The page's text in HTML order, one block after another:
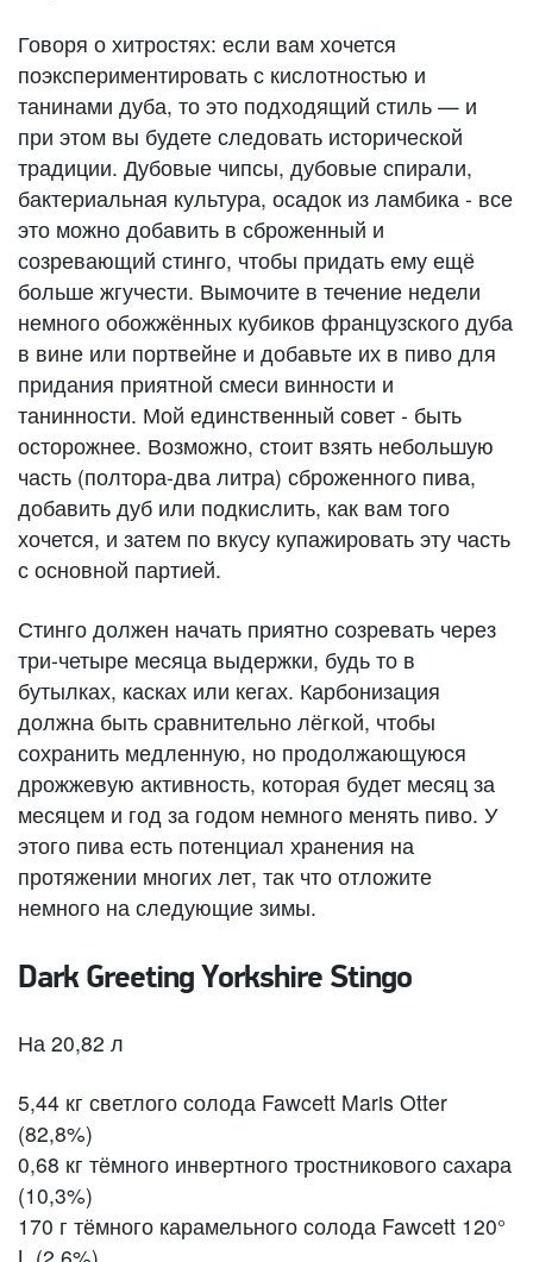
Говоря о хитростях: если вам хочется
поэкспериментировать с кислотностью и
танинами дуба, то это подходящий стиль — и
при этом вы будете следовать исторической
традиции. Дубовые чипсы, дубовые спирали,
бактериальная культура, осадок из ламбика - все
это можно добавить в сброженный и
созревающий стинго, чтобы придать ему ещё
больше жгучести. Вымочите в течение недели
немного обожжённых кубиков французского дуба
в вине или портвейне и добавьте их в пиво для
придания приятной смеси винности и
танинности. Мой единственный совет - быть
осторожнее. Возможно, стоит взять небольшую
часть (полтора-два литра) сброженного пива,
добавить дуб или подкислить, как вам того
хочется, и затем по вкусу купажировать эту часть
с основной партией.
Стинго должен начать приятно созревать через
три-четыре месяца выдержки, будь то в
бутылках, касках или кегах. Карбонизация
должна быть сравнительно лёгкой, чтобы
сохранить медленную, но продолжающуюся
дрожжевую активность, которая будет месяц за
месяцем и год за годом немного менять пиво. У
этого пива есть потенциал хранения на
протяжении многих лет, так что отложите
немного на следующие зимы.
Dark Greeting Yorkshire Stingo
На 20,82 л
5,44 кг светлого солода Fawcett Maris Otter
(82,8%)
0,68 кг тёмного инвертного тростникового сахара
(10,3%)
170 г тёмного карамельного солода Fawcett 120°